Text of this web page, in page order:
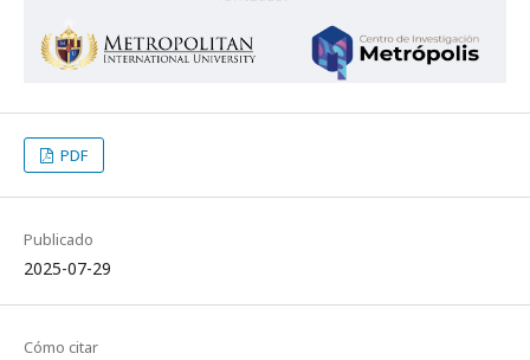
PDF
Publicado
2025-07-29
Cómo citar